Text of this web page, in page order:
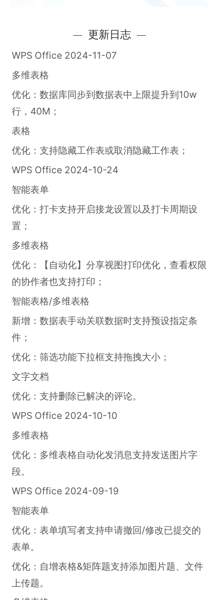
更新日志
WPS Office 2024-11-07
多维表格
优化：数据库同步到数据表中上限提升到10w
行，40M；
表格
优化：支持隐藏工作表或取消隐藏工作表；
WPS Office 2024-10-24
智能表单
优化：打卡支持开启接龙设置以及打卡周期设
置；
多维表格
优化：【自动化】分享视图打印优化，查看权限
的协作者也支持打印；
智能表格/多维表格
新增：数据表手动关联数据时支持预设指定条
件；
优化：筛选功能下拉框支持拖拽大小；
文字文档
优化：支持删除已解决的评论。
WPS Office 2024-10-10
多维表格
优化：多维表格自动化发消息支持发送图片字
段。
WPS Office 2024-09-19
智能表单
优化：表单填写者支持申请撤回/修改已提交的
表单。
优化：自增表格&矩阵题支持添加图片题、文件
上传题。